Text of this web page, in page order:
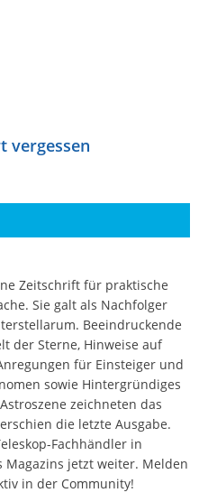
vergessen
Zeitschrift für praktische
Sie galt als Nachfolger
Beeindruckende
der Sterne, Hinweise auf
für Einsteiger und
sowie Hintergründiges
zeichneten das
die letzte Ausgabe.
Fachhändler in
Magazins jetzt weiter. Melden
in der Community!